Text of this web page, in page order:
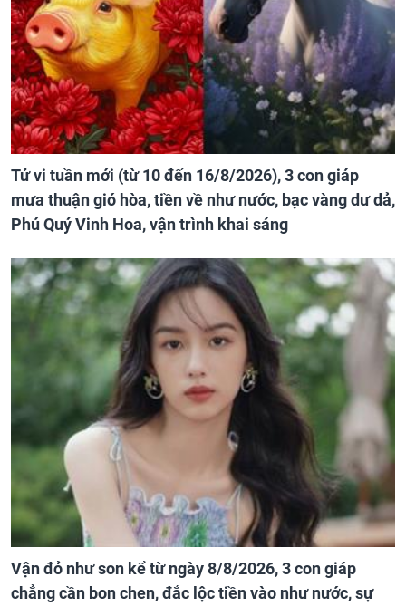
Tử vi tuần mới (từ 10 đến 16/8/2026), 3 con giáp
mưa thuận gió hòa, tiền về như nước, bạc vàng dư dả,
Phú Quý Vinh Hoa, vận trình khai sáng
Vận đỏ như son kể từ ngày 8/8/2026, 3 con giáp
chẳng cần bon chen, đắc lộc tiền vào như nước, sự